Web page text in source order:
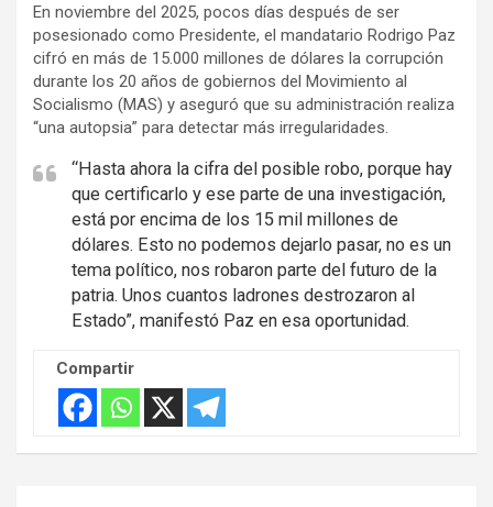
e
r
t
i
s
e
m
En noviembre del 2025, pocos días después de ser
posesionado como Presidente, el mandatario Rodrigo Paz
cifró en más de 15.000 millones de dólares la corrupción
durante los 20 años de gobiernos del Movimiento al
Socialismo (MAS) y aseguró que su administración realiza
“una autopsia” para detectar más irregularidades.
“Hasta ahora la cifra del posible robo, porque hay
que certificarlo y ese parte de una investigación,
está por encima de los 15 mil millones de
dólares. Esto no podemos dejarlo pasar, no es un
tema político, nos robaron parte del futuro de la
patria. Unos cuantos ladrones destrozaron al
Estado”, manifestó Paz en esa oportunidad.
Compartir